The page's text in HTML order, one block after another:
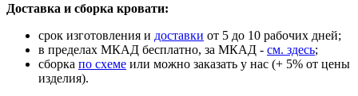
Доставка и сборка кровати:
срок изготовления и доставки от 5 до 10 рабочих дней;
в пределах МКАД бесплатно, за МКАД - см. здесь;
сборка по схеме или можно заказать у нас (+ 5% от цены
изделия).